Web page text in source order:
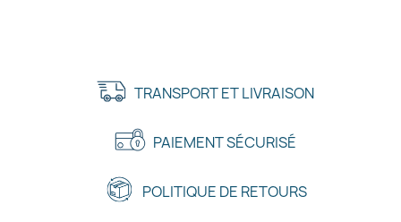
TRANSPORT ET LIVRAISON
PAIEMENT SÉCURISÉ
POLITIQUE DE RETOURS